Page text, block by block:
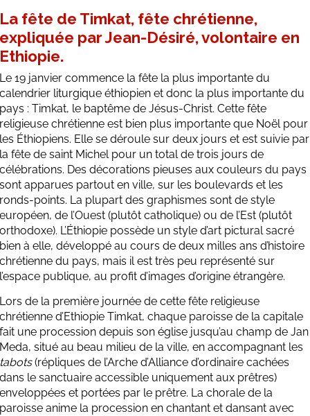
La fête de Timkat, fête chrétienne,
expliquée par Jean-Désiré, volontaire en
Ethiopie.
Le 19 janvier commence la fête la plus importante du
calendrier liturgique éthiopien et donc la plus importante du
pays : Timkat, le baptême de Jésus-Christ. Cette fête
religieuse chrétienne est bien plus importante que Noël pour
les Éthiopiens. Elle se déroule sur deux jours et est suivie par
la fête de saint Michel pour un total de trois jours de
célébrations. Des décorations pieuses aux couleurs du pays
sont apparues partout en ville, sur les boulevards et les
ronds-points. La plupart des graphismes sont de style
européen, de l’Ouest (plutôt catholique) ou de l’Est (plutôt
orthodoxe). L’Éthiopie possède un style d’art pictural sacré
bien à elle, développé au cours de deux milles ans d’histoire
chrétienne du pays, mais il est très peu représenté sur
l’espace publique, au profit d’images d’origine étrangère.
Lors de la première journée de cette fête religieuse
chrétienne d’Ethiopie Timkat, chaque paroisse de la capitale
fait une procession depuis son église jusqu’au champ de Jan
Meda, situé au beau milieu de la ville, en accompagnant les
tabots(répliques de l’Arche d’Alliance d’ordinaire cachées
dans le sanctuaire accessible uniquement aux prêtres)
enveloppées et portées par le prêtre. La chorale de la
paroisse anime la procession en chantant et dansant avec